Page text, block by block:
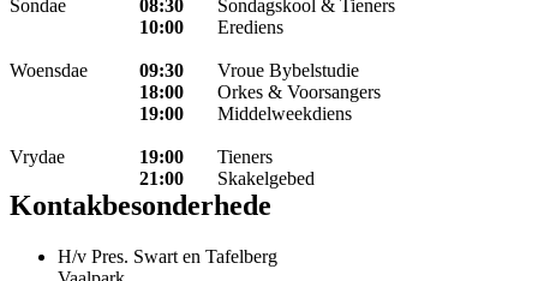
Sondae
Woensdae
Vrydae
08:30
10:00
09:30
18:00
19:00
19:00
21:00
Sondagskool & Tieners
Erediens
Vroue Bybelstudie
Orkes & Voorsangers
Middelweekdiens
Tieners
Skakelgebed
Kontakbesonderhede
H/v Pres. Swart en Tafelberg